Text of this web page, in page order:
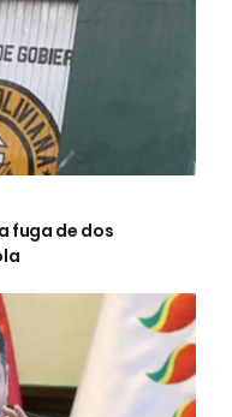
fuga de dos